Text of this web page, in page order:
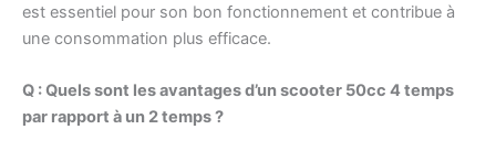
est essentiel pour son bon fonctionnement et contribue à
une consommation plus efficace.
Q : Quels sont les avantages d’un scooter 50cc 4 temps
par rapport à un 2 temps ?